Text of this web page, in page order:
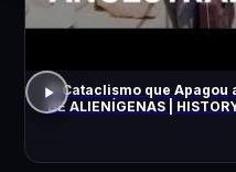
O Cataclismo que Apagou
DE ALIENÍGENAS |